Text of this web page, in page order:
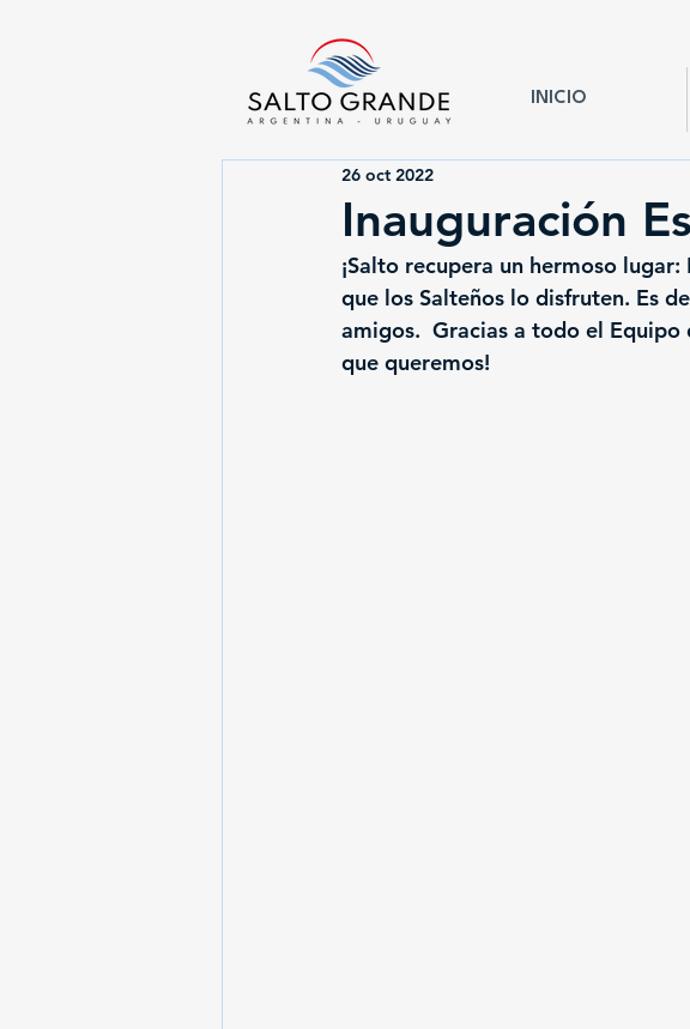
INICIO
Inauguración
26 oct 2022
¡Salto recupera un hermoso
que los Salteños lo disfruten. Es
amigos.  Gracias a todo el Equipo
que queremos!